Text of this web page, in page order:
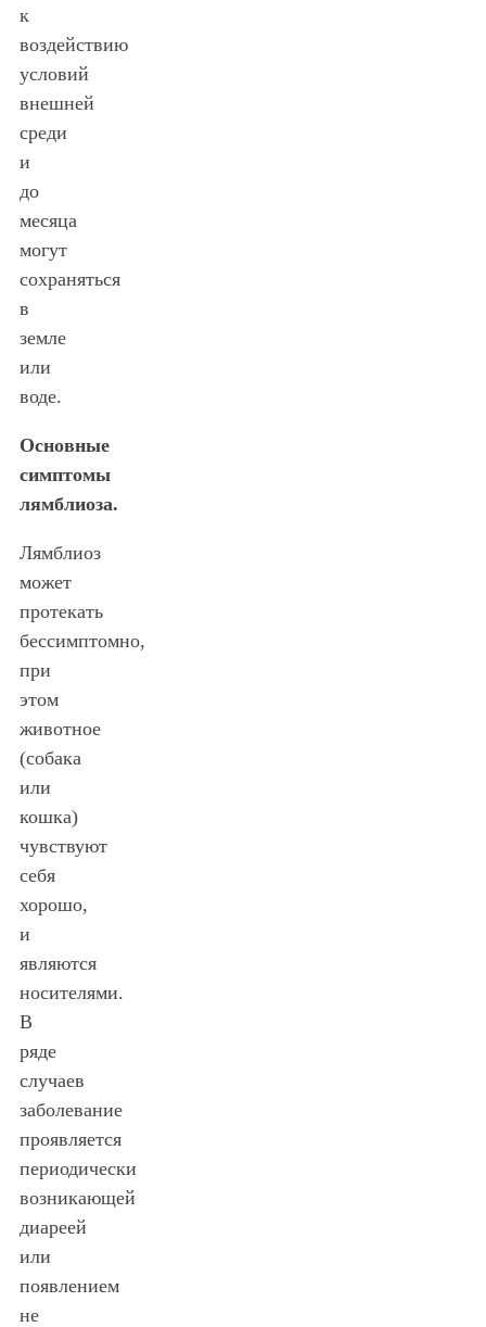
к
воздействию
условий
внешней
среди
и
до
месяца
могут
сохраняться
в
земле
или
воде.
Основные
симптомы
лямблиоза.
Лямблиоз
может
протекать
бессимптомно,
при
этом
животное
(собака
или
кошка)
чувствуют
себя
хорошо,
и
являются
носителями.
В
ряде
случаев
заболевание
проявляется
периодически
возникающей
диареей
или
появлением
не